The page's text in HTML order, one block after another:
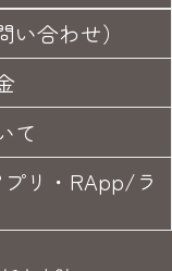
合わせ）
て
リ・RApp/ラ